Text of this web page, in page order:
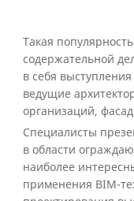
Такая
содержательной
в себя
ведущие
организаций,
Специалисты
в области
наиболее
применения BIM-